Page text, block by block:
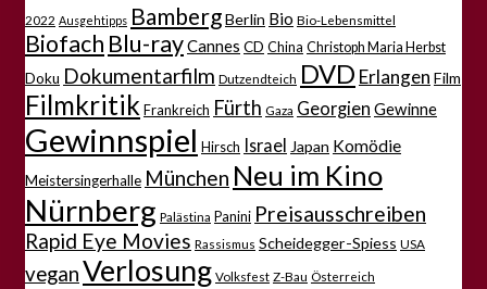
2022 Ausgehtipps BambergBerlin Bio Bio-Lebensmittel
Biofach Blu-rayCannes CD China Christoph Maria Herbst
Doku Dokumentarfilm Dutzendteich DVD Erlangen Film
Filmkritik Frankreich Fürth Gaza Georgien Gewinne
Gewinnspiel Hirsch Israel Japan Komödie
Meistersingerhalle München Neu im Kino
Nürnberg Palästina Panini Preisausschreiben
Rapid Eye Movies Rassismus Scheidegger-Spiess USA
veganVerlosung Volksfest Z-Bau Österreich